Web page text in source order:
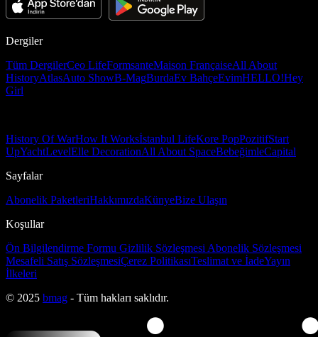
Dergiler
Tüm DergilerCeo LifeFormsanteMaison FrançaiseAll About
HistoryAtlasAuto ShowB-MagBurdaEv BahçeEvimHELLO!Hey
Girl
History Of WarHow It Worksİstanbul LifeKore PopPozitifStart
UpYachtLevelElle DecorationAll About SpaceBebeğimleCapital
Sayfalar
Abonelik PaketleriHakkımızdaKünyeBize Ulaşın
Koşullar
Ön Bilgilendirme Formu Gizlilik Sözleşmesi Abonelik Sözleşmesi
Mesafeli Satış SözleşmesiÇerez PolitikasıTeslimat ve İadeYayın
İlkeleri
© 2025 bmag - Tüm hakları saklıdır.